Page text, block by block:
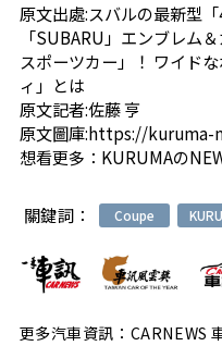
原文出處:スバルの最新型
「SUBARU」エンブレム
スポーツカー」！ ワイド
ィ」とは
原文記者:佐藤 亨
原文圖庫:https://kuruma-
想看更多： KURUMAの
關鍵詞： Coupe
更多汽車資訊：CARNEWS